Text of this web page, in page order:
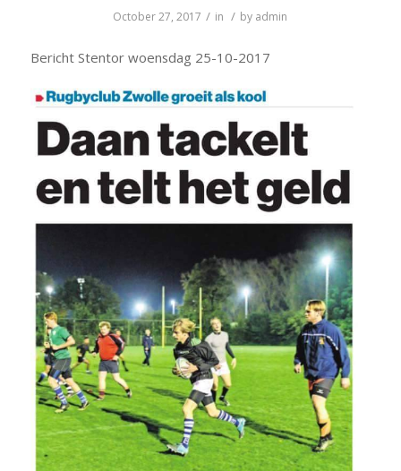
October 27, 2017 / in / by admin
Bericht Stentor woensdag 25-10-2017